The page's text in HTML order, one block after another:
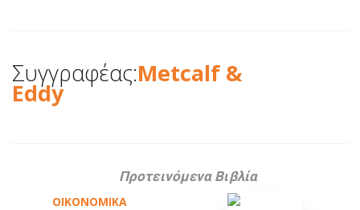
Συγγραφέας:Metcalf &
Eddy
Προτεινόμενα Βιβλία
ΟΙΚΟΝΟΜΙΚΑ